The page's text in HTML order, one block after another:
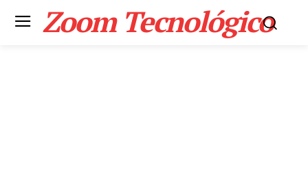
Zoom Tecnológico